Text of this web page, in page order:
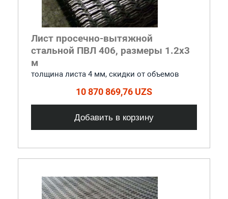
Лист просечно-вытяжной
стальной ПВЛ 406, размеры 1.2x3
м
толщина листа 4 мм, cкидки от объемов
10 870 869,76 UZS
Добавить в корзину